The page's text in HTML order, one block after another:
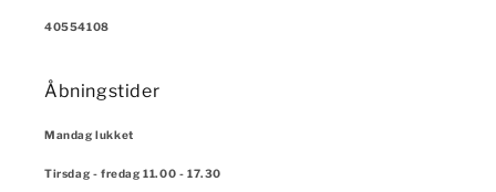
40554108
Åbningstider
Mandag lukket
Tirsdag - fredag 11.00 - 17.30